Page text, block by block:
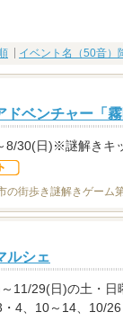
イベント名（50音）
ドベンチャー「
8/30(日)※謎解きキ
の街歩き謎解きゲーム
ルシェ
11/29(日)の土・日
4、10～14、10/